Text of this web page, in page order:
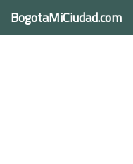
BogotaMiCiudad.com